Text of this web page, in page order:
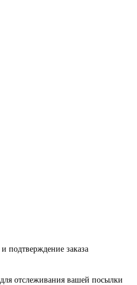
и подтверждение заказа
для отслеживания вашей посылки